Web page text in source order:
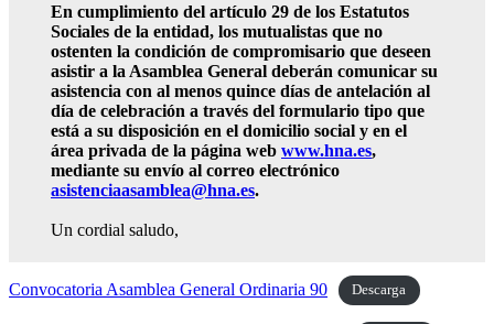
En cumplimiento del artículo 29 de los Estatutos
Sociales de la entidad, los mutualistas que no
ostenten la condición de compromisario que deseen
asistir a la Asamblea General deberán comunicar su
asistencia con al menos quince días de antelación al
día de celebración a través del formulario tipo que
está a su disposición en el domicilio social y en el
área privada de la página web www.hna.es,
mediante su envío al correo electrónico
asistenciaasamblea@hna.es.
Un cordial saludo,
Convocatoria Asamblea General Ordinaria 90 Descarga